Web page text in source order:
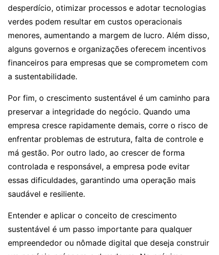
desperdício, otimizar processos e adotar tecnologias
verdes podem resultar em custos operacionais
menores, aumentando a margem de lucro. Além disso,
alguns governos e organizações oferecem incentivos
financeiros para empresas que se comprometem com
a sustentabilidade.
Por fim, o crescimento sustentável é um caminho para
preservar a integridade do negócio. Quando uma
empresa cresce rapidamente demais, corre o risco de
enfrentar problemas de estrutura, falta de controle e
má gestão. Por outro lado, ao crescer de forma
controlada e responsável, a empresa pode evitar
essas dificuldades, garantindo uma operação mais
saudável e resiliente.
Entender e aplicar o conceito de crescimento
sustentável é um passo importante para qualquer
empreendedor ou nômade digital que deseja construir